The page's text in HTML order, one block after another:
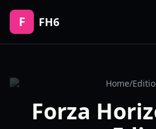
F FH6
Home/
Forza